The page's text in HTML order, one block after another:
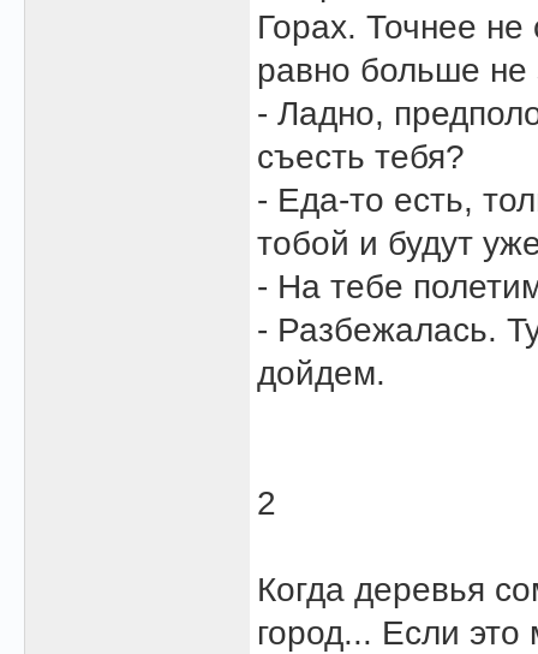
Горах. Точнее не
равно больше не
- Ладно,
съесть тебя?
- Еда-то есть,
тобой и будут
- На тебе
- Разбежалась.
дойдем.
2
Когда деревья
город... Если